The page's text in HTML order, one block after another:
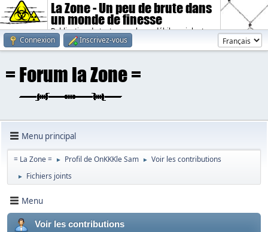
La Zone - Un peu de brute dans
un monde de finesse
Publication de textes sombres, débiles, violents.
Connexion
Inscrivez-vous
Menu principal
= La Zone = ► Profil de OnKKKle Sam ► Voir les contributions
► Fichiers joints
Menu
Voir les contributions